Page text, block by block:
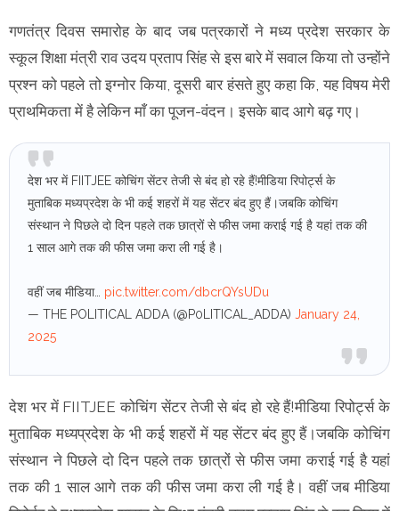
गणतंत्र दिवस समारोह के बाद जब पत्रकारों ने मध्य प्रदेश सरकार के
स्कूल शिक्षा मंत्री राव उदय प्रताप सिंह से इस बारे में सवाल किया तो उन्होंने
प्रश्न को पहले तो इग्नोर किया, दूसरी बार हंसते हुए कहा कि, यह विषय मेरी
प्राथमिकता में है लेकिन माँ का पूजन-वंदन। इसके बाद आगे बढ़ गए।
देश भर में FIITJEE कोचिंग सेंटर तेजी से बंद हो रहे हैं!मीडिया रिपोर्ट्स के
मुताबिक मध्यप्रदेश के भी कई शहरों में यह सेंटर बंद हुए हैं।जबकि कोचिंग
संस्थान ने पिछले दो दिन पहले तक छात्रों से फीस जमा कराई गई है यहां तक की
1 साल आगे तक की फीस जमा करा ली गई है।
वहीं जब मीडिया… pic.twitter.com/dbcrQYsUDu
— THE POLITICAL ADDA (@P0LITICAL_ADDA) January 24,
2025
देश भर में FIITJEE कोचिंग सेंटर तेजी से बंद हो रहे हैं!मीडिया रिपोर्ट्स के
मुताबिक मध्यप्रदेश के भी कई शहरों में यह सेंटर बंद हुए हैं।जबकि कोचिंग
संस्थान ने पिछले दो दिन पहले तक छात्रों से फीस जमा कराई गई है यहां
तक की 1 साल आगे तक की फीस जमा करा ली गई है। वहीं जब मीडिया